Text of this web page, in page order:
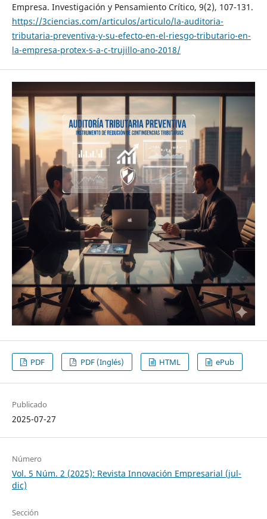
Empresa. Investigación y Pensamiento Crítico, 9(2), 107-131.
https://3ciencias.com/articulos/articulo/la-auditoria-
tributaria-preventiva-y-su-efecto-en-el-riesgo-tributario-en-
la-empresa-protex-s-a-c-trujillo-ano-2018/
PDF PDF (Inglés) HTML ePub
Publicado
2025-07-27
Número
Vol. 5 Núm. 2 (2025): Revista Innovación Empresarial (jul-
dic)
Sección